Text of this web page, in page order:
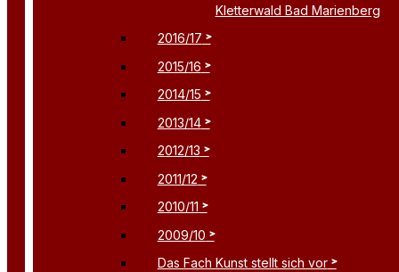
Kletterwald Bad Marienberg
2016/17
2015/16
2014/15
2013/14
2012/13
2011/12
2010/11
2009/10
Das Fach Kunst stellt sich vor